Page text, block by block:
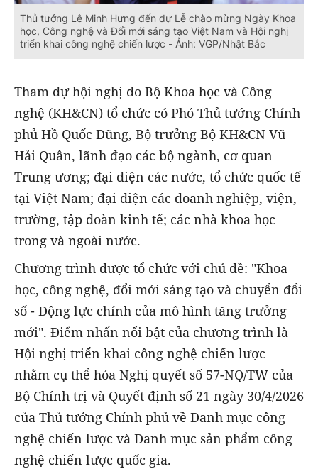
Thủ tướng Lê Minh Hưng đến dự Lễ chào mừng Ngày Khoa
học, Công nghệ và Đổi mới sáng tạo Việt Nam và Hội nghị
triển khai công nghệ chiến lược - Ảnh: VGP/Nhật Bắc
Tham dự hội nghị do Bộ Khoa học và Công
nghệ (KH&CN) tổ chức có Phó Thủ tướng Chính
phủ Hồ Quốc Dũng, Bộ trưởng Bộ KH&CN Vũ
Hải Quân, lãnh đạo các bộ ngành, cơ quan
Trung ương; đại diện các nước, tổ chức quốc tế
tại Việt Nam; đại diện các doanh nghiệp, viện,
trường, tập đoàn kinh tế; các nhà khoa học
trong và ngoài nước.
Chương trình được tổ chức với chủ đề: "Khoa
học, công nghệ, đổi mới sáng tạo và chuyển đổi
số - Động lực chính của mô hình tăng trưởng
mới". Điểm nhấn nổi bật của chương trình là
Hội nghị triển khai công nghệ chiến lược
nhằm cụ thể hóa Nghị quyết số 57-NQ/TW của
Bộ Chính trị và Quyết định số 21 ngày 30/4/2026
của Thủ tướng Chính phủ về Danh mục công
nghệ chiến lược và Danh mục sản phẩm công
nghệ chiến lược quốc gia.